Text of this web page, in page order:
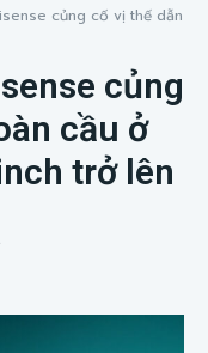
củng cố vị thế dẫn
củng
cầu ở
trở lên